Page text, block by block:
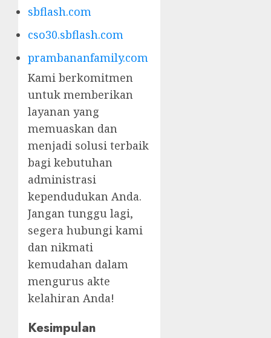
sbflash.com
cso30.sbflash.com
prambananfamily.com
Kami berkomitmen
untuk memberikan
layanan yang
memuaskan dan
menjadi solusi terbaik
bagi kebutuhan
administrasi
kependudukan Anda.
Jangan tunggu lagi,
segera hubungi kami
dan nikmati
kemudahan dalam
mengurus akte
kelahiran Anda!
Kesimpulan